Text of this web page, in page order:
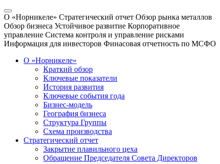
О «Норникеле» Стратегический отчет Обзор рынка металлов
Обзор бизнеса Устойчивое развитие Корпоративное
управление Система контроля и управление рисками
Информация для инвесторов Финасовая отчетность по МСФО
О «Норникеле»
Краткий обзор
Ключевые показатели
История развития
Ключевые события года
Бизнес-модель
География бизнеса
Структура Группы
Схема производства
Стратегический отчет
Закрытие плавильного цеха
Обращение Председателя Совета Директоров